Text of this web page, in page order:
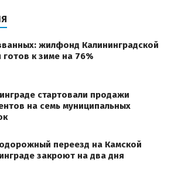
жилфонд Калининградской
готов к зиме на 76%
стартовали продажи
на семь муниципальных
переезд на Камской
закроют на два дня